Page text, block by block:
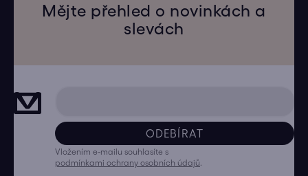
Mějte přehled o novinkách a
slevách
ODEBÍRAT
Vložením e-mailu souhlasíte s
podmínkami ochrany osobních údajů